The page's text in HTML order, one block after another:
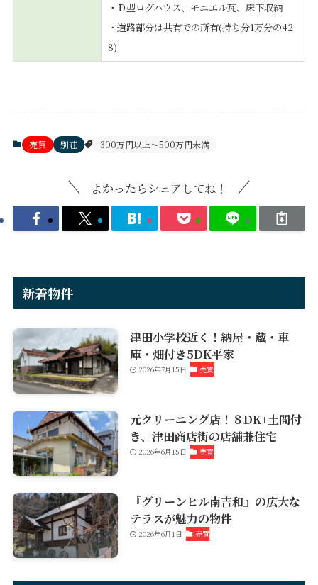
・Ｄ型ログハウス、モニエル瓦、床下収納
・道路部分は共有での所有(持ち分1万分の42
8)
売買 別荘 300万円以上～500万円未満
よかったらシェアしてね！
新着物件
津田小学校近く！納屋・蔵・車
庫・畑付き5DK平家
2026年7月15日 売買
元クリーニング店！８DK+土間付
き、津田商店街の店舗兼住宅
2026年6月15日 売買
『グリーンヒル南吉和』の広大な
テラスが魅力の物件
2026年6月1日 売買